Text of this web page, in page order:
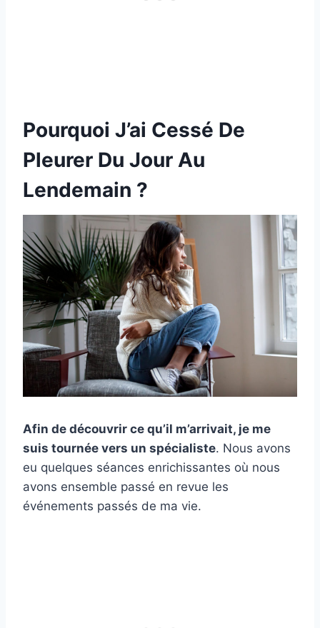
Pourquoi J’ai Cessé De
Pleurer Du Jour Au
Lendemain ?
Afin de découvrir ce qu’il m’arrivait, je me
suis tournée vers un spécialiste. Nous avons
eu quelques séances enrichissantes où nous
avons ensemble passé en revue les
événements passés de ma vie.